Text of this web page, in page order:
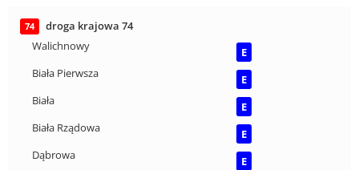
74
droga krajowa 74
Walichnowy
E
Biała Pierwsza
E
Biała
E
Biała Rządowa
E
Dąbrowa
E